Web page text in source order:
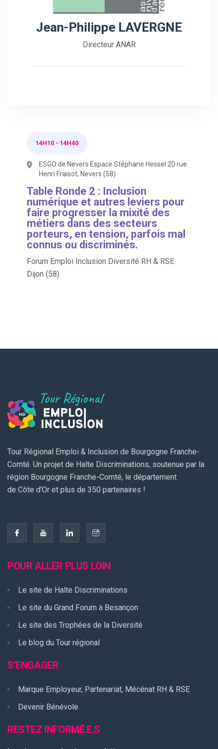
Jean-Philippe LAVERGNE
Directeur ANAR
14H10 - 14H40
ESGO de Nevers Espace Stéphane Hessel 20 rue
Henri Fraisot, Nevers (58)
Table Ronde 2 : Inclusion
numérique et autres leviers pour
faire progresser la mixité des
métiers dans des secteurs
porteurs, en tension, parfois mal
connus ou discriminés.
Forum Emploi Inclusion Diversité RH & RSE
Dijon (58)
Tour Régional Emploi & Inclusion de Bourgogne Franche-
Comté. Un projet de Halte Discriminations, soutenue par la
région Bourgogne Franche-Comté, le département
de Côte d’Or et plus de 350 partenaires !
POUR ALLER PLUS LOIN
Le site de Halte Discriminations
Le site du Grand Forum à Besançon
Le site des Trophées de la Diversité
Le blog du Tour régional
S’ENGAGER
Marque Employeur, Partenariat, Mécénat RH & RSE
Devenir Bénévole
RESTEZ INFORMÉ.E.S